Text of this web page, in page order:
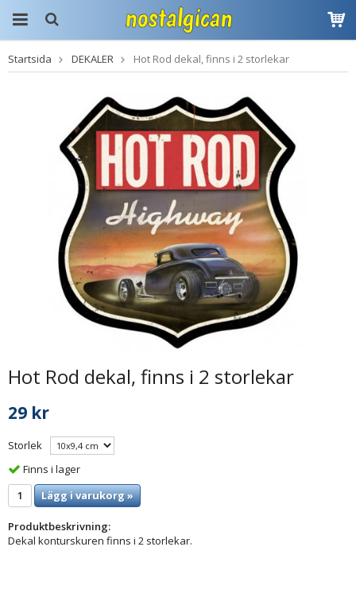
Produkten har blivit
tillagd i varukorgen
Startsida DEKALER Hot Rod dekal, finns i 2 storlekar
Hot Rod dekal, finns i 2 storlekar
29 kr
Storlek
Finns i lager
Lägg i varukorg »
Produktbeskrivning:
Dekal konturskuren finns i 2 storlekar.